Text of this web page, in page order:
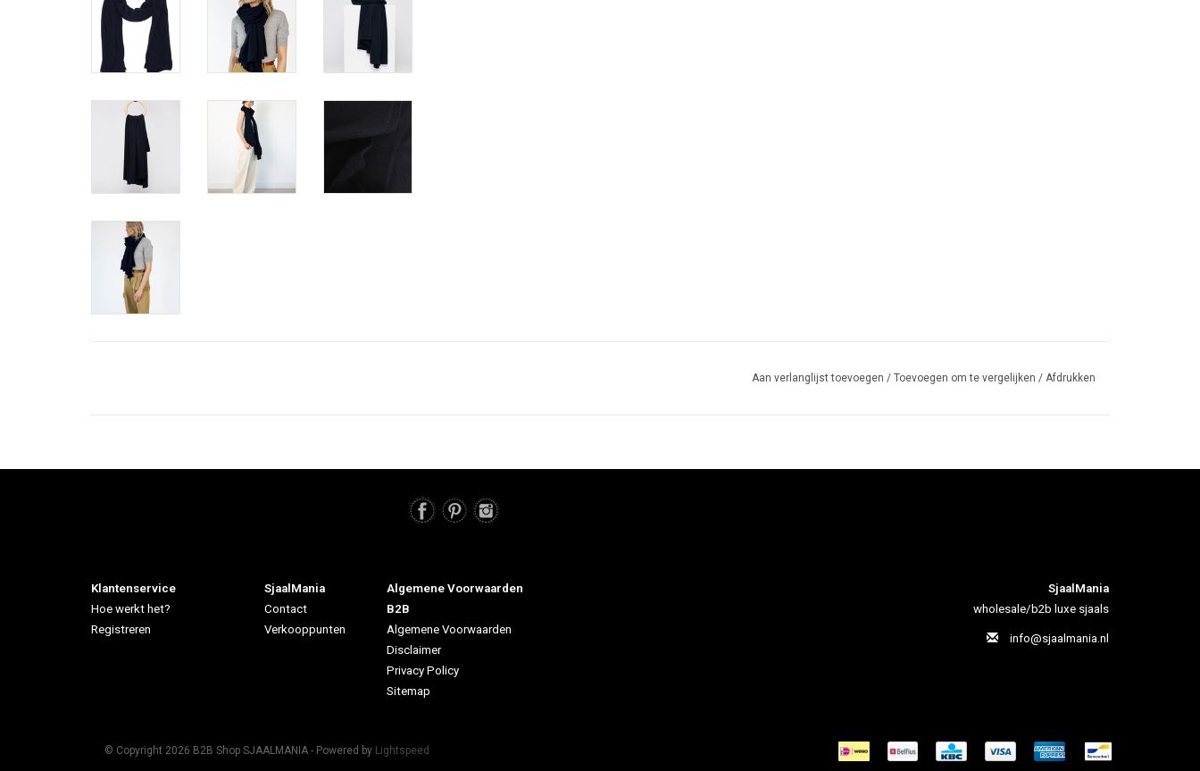
Aan verlanglijst toevoegen / Toevoegen om te vergelijken / Afdrukken
Klantenservice
Hoe werkt het?
Registreren
SjaalMania
Contact
Verkooppunten
Algemene Voorwaarden
B2B
Algemene Voorwaarden
Disclaimer
Privacy Policy
Sitemap
SjaalMania
wholesale/b2b luxe sjaals
info@sjaalmania.nl
© Copyright 2026 B2B Shop SJAALMANIA - Powered by Lightspeed